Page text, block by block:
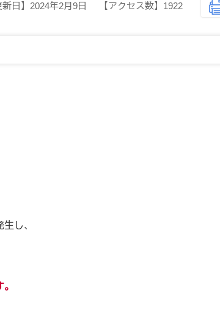
新日】 2024年2月9日 【アクセス数】 1922
し、